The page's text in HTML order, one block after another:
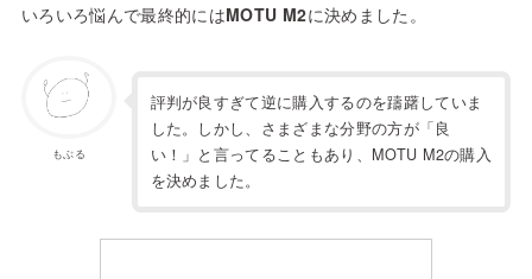
いろいろ悩んで最終的にはMOTU M2に決めました。
もぶる
評判が良すぎて逆に購入するのを躊躇していま
した。しかし、さまざまな分野の方が「良
い！」と言ってることもあり、MOTU M2の購入
を決めました。